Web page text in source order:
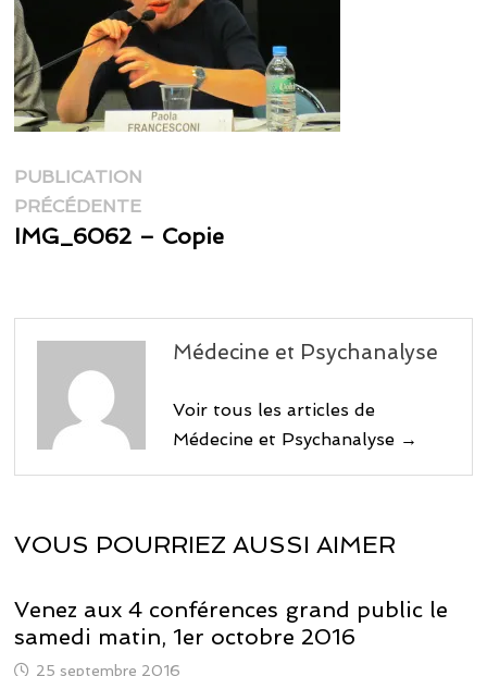
Navigation
de
l’article
PUBLICATION
PRÉCÉDENTEPublication
précédente :
IMG_6062 – Copie
Médecine et Psychanalyse
Voir tous les articles de
Médecine et Psychanalyse →
VOUS POURRIEZ AUSSI AIMER
Venez aux 4 conférences grand public le
samedi matin, 1er octobre 2016
25 septembre 2016